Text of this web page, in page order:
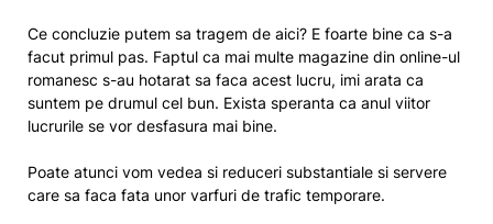
Ce concluzie putem sa tragem de aici? E foarte bine ca s-a
facut primul pas. Faptul ca mai multe magazine din online-ul
romanesc s-au hotarat sa faca acest lucru, imi arata ca
suntem pe drumul cel bun. Exista speranta ca anul viitor
lucrurile se vor desfasura mai bine.
Poate atunci vom vedea si reduceri substantiale si servere
care sa faca fata unor varfuri de trafic temporare.